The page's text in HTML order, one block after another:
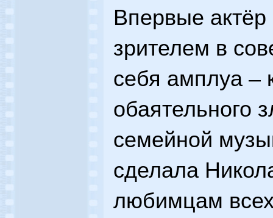
Впервые актёр
зрителем в
себя амплуа –
обаятельного
семейной
сделала
любимцам